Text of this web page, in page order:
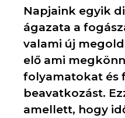
Napjaink egyik
ágazata a
valami új
elő ami
folyamatokat és
beavatkozást.
amellett, hogy